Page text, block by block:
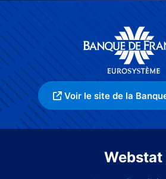
Voir le site de la
Webstat